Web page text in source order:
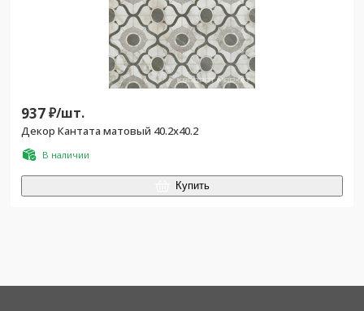
937₽/шт.
Декор Кантата матовый 40.2x40.2
В наличии
Купить